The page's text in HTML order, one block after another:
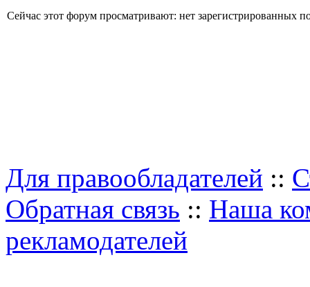
Сейчас этот форум просматривают: нет зарегистрированных
Для правообладателей ::
Обратная связь :: Наша
рекламодателей